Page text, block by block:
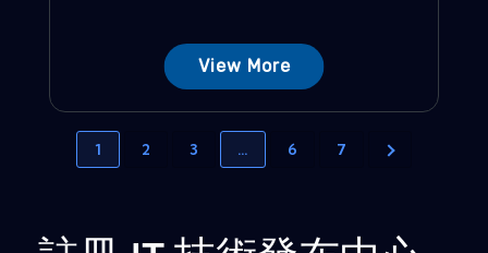
View More
1 2 3 … 6 7